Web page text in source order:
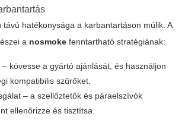
távú hatékonysága a karbantartáson múlik. A
a nosmoke fenntartható stratégiának:
kövesse a gyártó ajánlását, és használjon
kompatibilis szűrőket.
– a szellőztetők és páraelszívók
ellenőrizze és tisztítsa.